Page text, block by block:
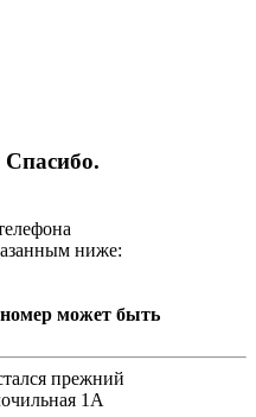
ниже:
может быть
прежний
1А